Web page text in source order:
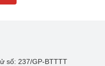
số: 237/GP-BTTTT